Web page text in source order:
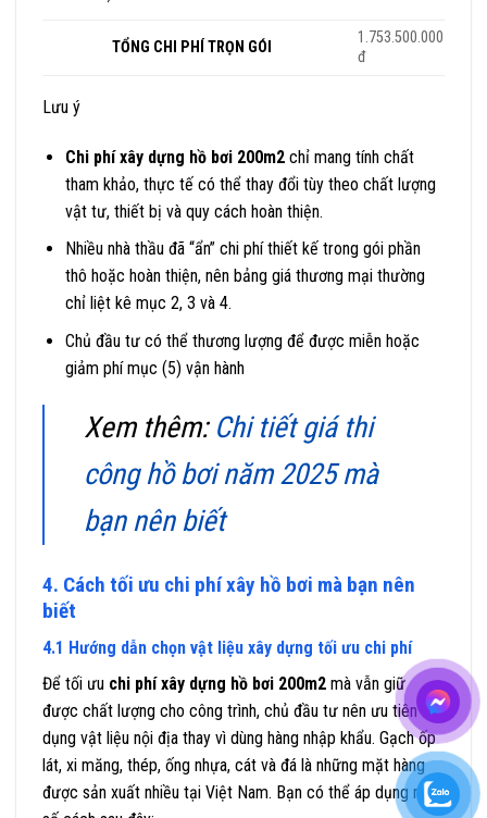
TỔNG CHI PHÍ TRỌN GÓI
1.753.500.000
đ
Lưu ý
Chi phí xây dựng hồ bơi 200m2 chỉ mang tính chất
tham khảo, thực tế có thể thay đổi tùy theo chất lượng
vật tư, thiết bị và quy cách hoàn thiện.
Nhiều nhà thầu đã “ẩn” chi phí thiết kế trong gói phần
thô hoặc hoàn thiện, nên bảng giá thương mại thường
chỉ liệt kê mục 2, 3 và 4.
Chủ đầu tư có thể thương lượng để được miễn hoặc
giảm phí mục (5) vận hành
Xem thêm: Chi tiết giá thi
công hồ bơi năm 2025 mà
bạn nên biết
4. Cách tối ưu chi phí xây hồ bơi mà bạn nên
biết
4.1 Hướng dẫn chọn vật liệu xây dựng tối ưu chi phí
Để tối ưu chi phí xây dựng hồ bơi 200m2 mà vẫn giữ
được chất lượng cho công trình, chủ đầu tư nên ưu tiên sử
dụng vật liệu nội địa thay vì dùng hàng nhập khẩu. Gạch ốp
lát, xi măng, thép, ống nhựa, cát và đá là những mặt hàng
được sản xuất nhiều tại Việt Nam. Bạn có thể áp dụng một